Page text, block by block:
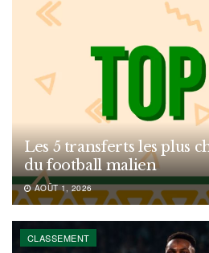
Les 5 transferts les plus
du football malien
AOÛT 1, 2026
CLASSEMENT